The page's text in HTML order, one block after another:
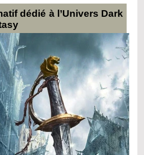
dédié à l’Univers Dark